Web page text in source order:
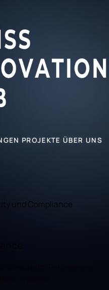
PROJEKTE ÜBER UNS
und Compliance